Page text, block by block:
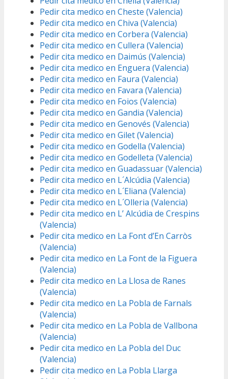
Pedir cita medico en Cheste (Valencia)
Pedir cita medico en Chiva (Valencia)
Pedir cita medico en Corbera (Valencia)
Pedir cita medico en Cullera (Valencia)
Pedir cita medico en Daimús (Valencia)
Pedir cita medico en Enguera (Valencia)
Pedir cita medico en Faura (Valencia)
Pedir cita medico en Favara (Valencia)
Pedir cita medico en Foios (Valencia)
Pedir cita medico en Gandia (Valencia)
Pedir cita medico en Genovés (Valencia)
Pedir cita medico en Gilet (Valencia)
Pedir cita medico en Godella (Valencia)
Pedir cita medico en Godelleta (Valencia)
Pedir cita medico en Guadassuar (Valencia)
Pedir cita medico en L´Alcúdia (Valencia)
Pedir cita medico en L´Eliana (Valencia)
Pedir cita medico en L´Olleria (Valencia)
Pedir cita medico en L’ Alcúdia de Crespins
(Valencia)
Pedir cita medico en La Font d’En Carròs
(Valencia)
Pedir cita medico en La Font de la Figuera
(Valencia)
Pedir cita medico en La Llosa de Ranes
(Valencia)
Pedir cita medico en La Pobla de Farnals
(Valencia)
Pedir cita medico en La Pobla de Vallbona
(Valencia)
Pedir cita medico en La Pobla del Duc
(Valencia)
Pedir cita medico en La Pobla Llarga